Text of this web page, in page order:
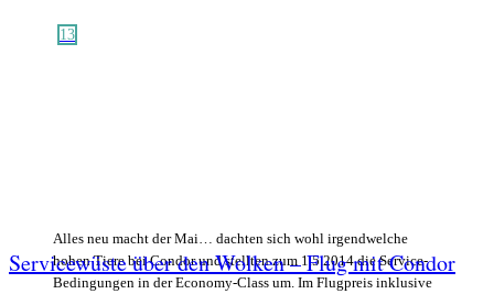
13
Alles neu macht der Mai… dachten sich wohl irgendwelche
hohen Tiere bei Condor und stellten zum 1.5.2014 die Service-
Bedingungen in der Economy-Class um. Im Flugpreis inklusive
Servicewüste über den Wolken – Flug mit Condor